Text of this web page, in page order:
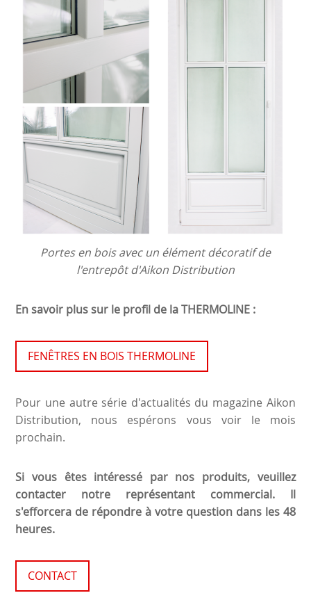
Portes en bois avec un élément décoratif de
l'entrepôt d'Aikon Distribution
En savoir plus sur le profil de la THERMOLINE :
FENÊTRES EN BOIS THERMOLINE
Pour une autre série d'actualités du magazine Aikon
Distribution, nous espérons vous voir le mois
prochain.
Si vous êtes intéressé par nos produits, veuillez
contacter notre représentant commercial. Il
s'efforcera de répondre à votre question dans les 48
heures.
CONTACT